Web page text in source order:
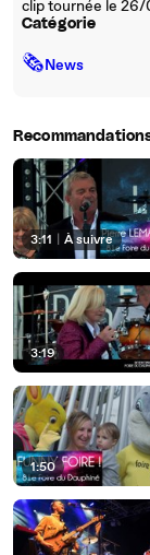
clip tournée le 26/
Catégorie
🗞News
3:11 À suivre
3:19
1:50